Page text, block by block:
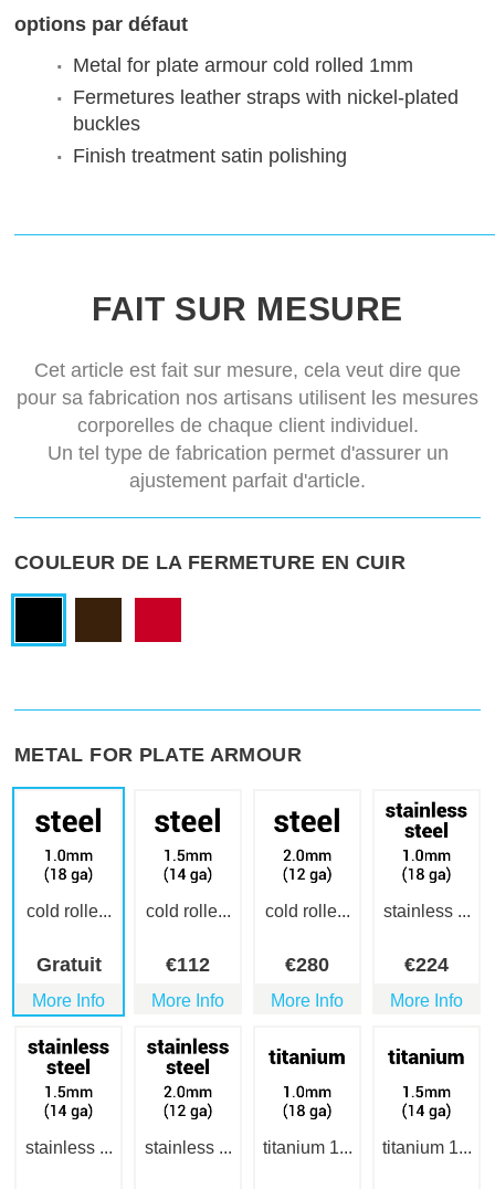
options par défaut
Metal for plate armour cold rolled 1mm
Fermetures leather straps with nickel-plated
buckles
Finish treatment satin polishing
FAIT SUR MESURE
Cet article est fait sur mesure, cela veut dire que
pour sa fabrication nos artisans utilisent les mesures
corporelles de chaque client individuel.
Un tel type de fabrication permet d'assurer un
ajustement parfait d'article.
COULEUR DE LA FERMETURE EN CUIR
METAL FOR PLATE ARMOUR
cold rolle...
Gratuit
More Info
cold rolle...
€112
More Info
cold rolle...
€280
More Info
stainless ...
€224
More Info
stainless ... stainless ... titanium 1... titanium 1...